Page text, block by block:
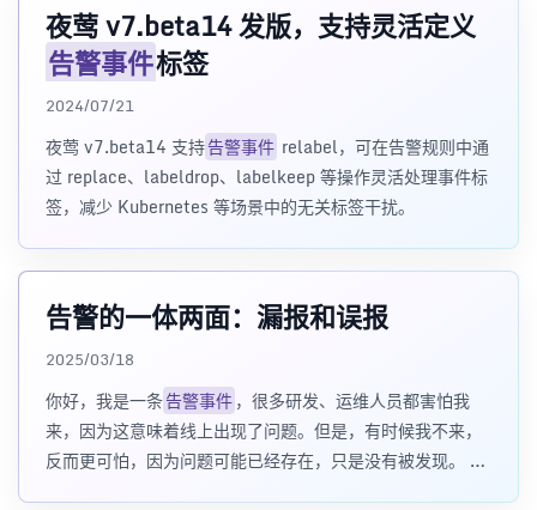
夜莺 v7.beta14 发版，支持灵活定义
告警事件标签
2024/07/21
夜莺 v7.beta14 支持告警事件 relabel，可在告警规则中通
过 replace、labeldrop、labelkeep 等操作灵活处理事件标
签，减少 Kubernetes 等场景中的无关标签干扰。
告警的一体两面：漏报和误报
2025/03/18
你好，我是一条告警事件，很多研发、运维人员都害怕我
来，因为这意味着线上出现了问题。但是，有时候我不来，
反而更可怕，因为问题可能已经存在，只是没有被发现。 很